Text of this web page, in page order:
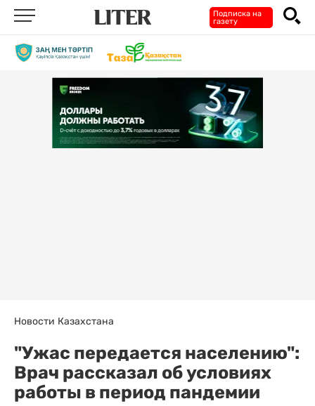
Подписка на
газету
Новости Казахстана
"Ужас передается населению":
Врач рассказал об условиях
работы в период пандемии